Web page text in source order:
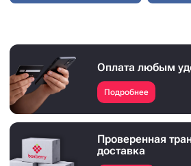
Оплата любым
Подробнее
Проверенная
доставка